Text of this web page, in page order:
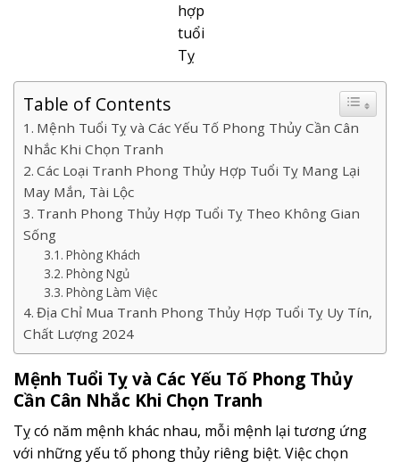
hợp
tuổi
Tỵ
Table of Contents
Mệnh Tuổi Tỵ và Các Yếu Tố Phong Thủy Cần Cân
Nhắc Khi Chọn Tranh
Các Loại Tranh Phong Thủy Hợp Tuổi Tỵ Mang Lại
May Mắn, Tài Lộc
Tranh Phong Thủy Hợp Tuổi Tỵ Theo Không Gian
Sống
Phòng Khách
Phòng Ngủ
Phòng Làm Việc
Địa Chỉ Mua Tranh Phong Thủy Hợp Tuổi Tỵ Uy Tín,
Chất Lượng 2024
Mệnh Tuổi Tỵ và Các Yếu Tố Phong Thủy
Cần Cân Nhắc Khi Chọn Tranh
Tỵ có năm mệnh khác nhau, mỗi mệnh lại tương ứng
với những yếu tố phong thủy riêng biệt. Việc chọn